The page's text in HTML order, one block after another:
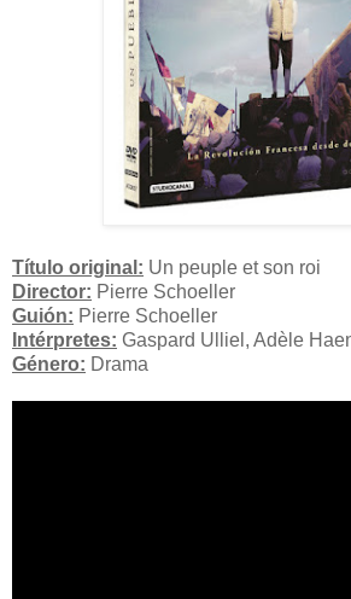
Título original: Un peuple et son roi
Director: Pierre Schoeller
Guión: Pierre Schoeller
Intérpretes: Gaspard Ulliel, Adèle
Género: Drama